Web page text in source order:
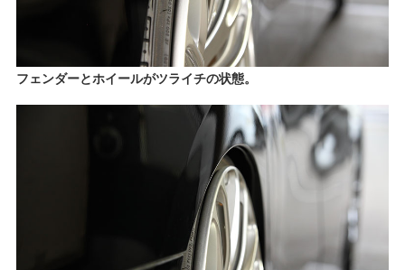
フェンダーとホイールがツライチの状態。